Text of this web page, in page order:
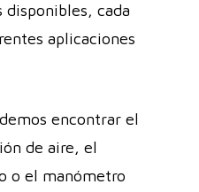
cada
aplicaciones
encontrar el
de aire, el
o el manómetro